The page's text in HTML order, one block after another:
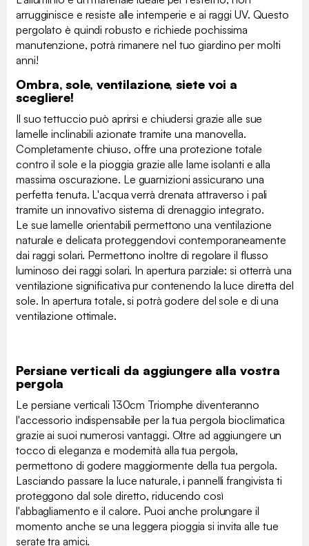
arrugginisce e resiste alle intemperie e ai raggi UV. Questo
pergolato è quindi robusto e richiede pochissima
manutenzione, potrà rimanere nel tuo giardino per molti
anni!
Ombra, sole, ventilazione, siete voi a
scegliere!
Il suo tettuccio può aprirsi e chiudersi grazie alle sue
lamelle inclinabili azionate tramite una manovella.
Completamente chiuso, offre una protezione totale
contro il sole e la pioggia grazie alle lame isolanti e alla
massima oscurazione. Le guarnizioni assicurano una
perfetta tenuta. L'acqua verrà drenata attraverso i pali
tramite un innovativo sistema di drenaggio integrato.
Le sue lamelle orientabili permettono una ventilazione
naturale e delicata proteggendovi contemporaneamente
dai raggi solari. Permettono inoltre di regolare il flusso
luminoso dei raggi solari. In apertura parziale: si otterrà una
ventilazione significativa pur contenendo la luce diretta del
sole. In apertura totale, si potrà godere del sole e di una
ventilazione ottimale.
Persiane verticali da aggiungere alla vostra
pergola
Le persiane verticali 130cm Triomphe diventeranno
l'accessorio indispensabile per la tua pergola bioclimatica
grazie ai suoi numerosi vantaggi. Oltre ad aggiungere un
tocco di eleganza e modernità alla tua pergola,
permettono di godere maggiormente della tua pergola.
Lasciando passare la luce naturale, i pannelli frangivista ti
proteggono dal sole diretto, riducendo così
l'abbagliamento e il calore. Puoi anche prolungare il
momento anche se una leggera pioggia si invita alle tue
serate tra amici.